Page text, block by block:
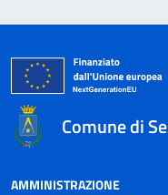
Comune di
AMMINISTRAZIONE